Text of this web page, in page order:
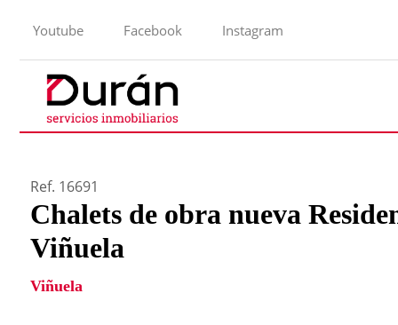
Youtube Facebook Instagram
Ref. 16691
Chalets de obra nueva
Viñuela
Viñuela